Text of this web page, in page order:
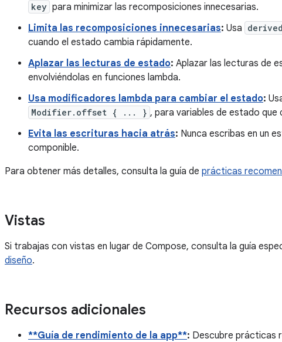
key para minimizar las recomposiciones innecesarias.
Limita las recomposiciones innecesarias: Usa
cuando el estado cambia rápidamente.
Aplazar las lecturas de estado: Aplazar las lecturas de
envolviéndolas en funciones lambda.
Usa modificadores lambda para cambiar el estado:
Modifier.offset { ... } , para variables de estado que
Evita las escrituras hacia atrás: Nunca escribas en un
componible.
Para obtener más detalles, consulta la guía de prácticas
Vistas
Si trabajas con vistas en lugar de Compose, consulta la guía
diseño.
Recursos adicionales
**Guía de rendimiento de la app**: Descubre prácticas